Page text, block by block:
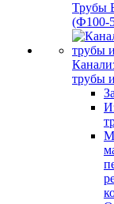
Трубы
(Ф100-
трубы